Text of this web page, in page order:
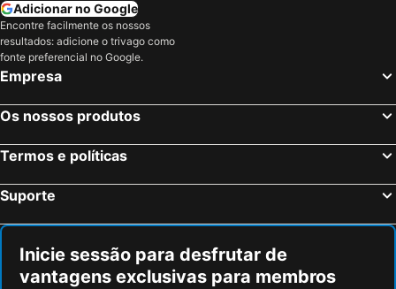
Adicionar no Google
Encontre facilmente os nossos
resultados: adicione o trivago como
fonte preferencial no Google.
Empresa
Os nossos produtos
Termos e políticas
Suporte
Inicie sessão para desfrutar de
vantagens exclusivas para membros